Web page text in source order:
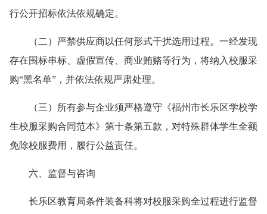
行公开招标依法依规确定。
（二）严禁供应商以任何形式干扰选用过程。一经发现
存在围标串标、虚假宣传、商业贿赂等行为，将纳入校服采
购“黑名单”，并依法依规严肃处理。
（三）所有参与企业须严格遵守《福州市长乐区学校学
生校服采购合同范本》第十条第五款，对特殊群体学生全额
免除校服费用，履行公益责任。
六、监督与咨询
长乐区教育局条件装备科将对校服采购全过程进行监督